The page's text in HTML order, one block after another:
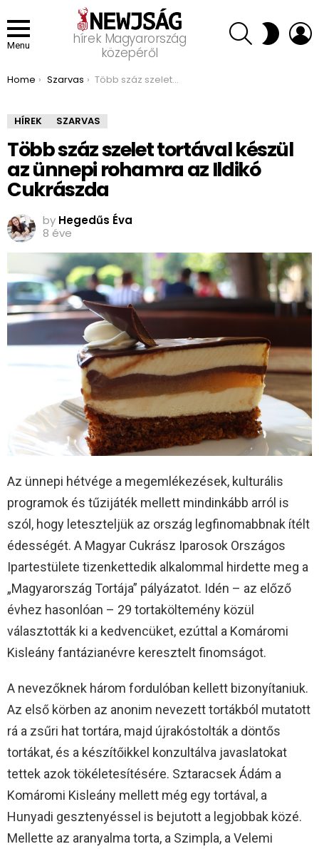
Menu
hírek Magyarország
közepéről
SEARCH SWITCH
SKIN
You are here:
Home Szarvas Több száz szelet tortával készül az ünnepi rohamra az Ildikó Cukrászda
HÍREK SZARVAS
Több száz szelet tortával készül
az ünnepi rohamra az Ildikó
Cukrászda
by Hegedűs Éva
8 éve
Az ünnepi hétvége a megemlékezések, kulturális
programok és tűzijáték mellett mindinkább arról is
szól, hogy leteszteljük az ország legfinomabbnak ítélt
édességét. A Magyar Cukrász Iparosok Országos
Ipartestülete tizenkettedik alkalommal hirdette meg a
„Magyarország Tortája” pályázatot. Idén – az előző
évhez hasonlóan – 29 tortaköltemény közül
választották ki a kedvencüket, ezúttal a Komáromi
Kisleány fantázianévre keresztelt finomságot.
A nevezőknek három fordulóban kellett bizonyítaniuk.
Az első körben az anonim nevezett tortákból mutatott
rá a zsűri hat tortára, majd újrakóstolták a döntős
tortákat, és a készítőikkel konzultálva javaslatokat
tettek azok tökéletesítésére. Sztaracsek Ádám a
Komáromi Kisleány mellett még egy tortával, a
Hunyadi gesztenyéssel is bejutott a legjobbak közé.
Mellette az aranyalma torta, a Szimpla, a Velemi